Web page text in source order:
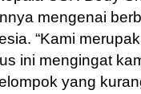
mengenai
“Kami
ini mengingat
yang